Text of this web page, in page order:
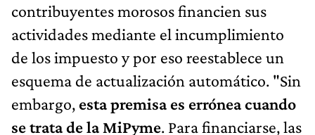
contribuyentes morosos financien sus
actividades mediante el incumplimiento
de los impuesto y por eso reestablece un
esquema de actualización automático. "Sin
embargo, esta premisa es errónea cuando
se trata de la MiPyme. Para financiarse, las